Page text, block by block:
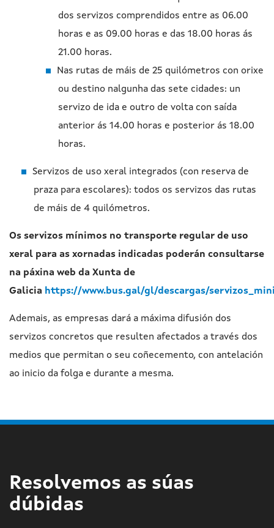
dos servizos comprendidos entre as 06.00
horas e as 09.00 horas e das 18.00 horas ás
21.00 horas.
Nas rutas de máis de 25 quilómetros con orixe
ou destino nalgunha das sete cidades: un
servizo de ida e outro de volta con saída
anterior ás 14.00 horas e posterior ás 18.00
horas.
Servizos de uso xeral integrados (con reserva de
praza para escolares): todos os servizos das rutas
de máis de 4 quilómetros.
Os servizos mínimos no transporte regular de uso
xeral para as xornadas indicadas poderán consultarse
na páxina web da Xunta de
Galicia https://www.bus.gal/gl/descargas/
Ademais, as empresas dará a máxima difusión dos
servizos concretos que resulten afectados a través dos
medios que permitan o seu coñecemento, con antelación
ao inicio da folga e durante a mesma.
Resolvemos as súas
dúbidas